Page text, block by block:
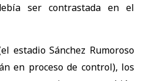
ser contrastada en el
estadio Sánchez Rumoroso
en proceso de control), los